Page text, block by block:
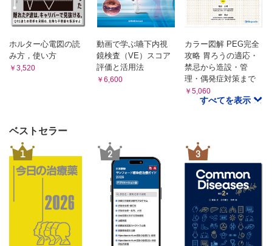
ホルター心電図の読
み方，使い方
￥3,520
動画で学ぶ嚥下内視
鏡検査（VE）スコア
評価と活用法
￥6,600
カラー図解 PEG完全
攻略 胃ろうの適応・
禁忌から造設・管
理・偶発症対策まで
￥5,060
すべてを表示
ベストセラー
1 2 3